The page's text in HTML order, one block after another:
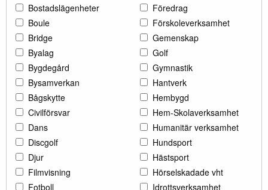
Bostadslägenheter
Boule
Bridge
Byalag
Bygdegård
Bysamverkan
Bågskytte
Civilförsvar
Dans
Discgolf
Djur
Filmvisning
Fotboll
Föredrag
Förskoleverksamhet
Gemenskap
Golf
Gymnastik
Hantverk
Hembygd
Hem-Skolaverksamhet
Humanitär verksamhet
Hundsport
Hästsport
Hörselskadade vht
Idrottsverksamhet